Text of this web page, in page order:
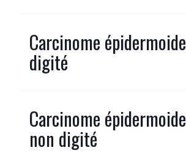
Carcinome épidermoide
digité
Carcinome épidermoide
non digité